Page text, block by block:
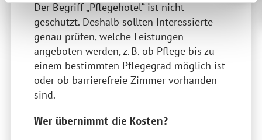
Der Begriff „Pflegehotel“ ist nicht
geschützt. Deshalb sollten Interessierte
genau prüfen, welche Leistungen
angeboten werden, z. B. ob Pflege bis zu
einem bestimmten Pflegegrad möglich ist
oder ob barrierefreie Zimmer vorhanden
sind.
Wer übernimmt die Kosten?